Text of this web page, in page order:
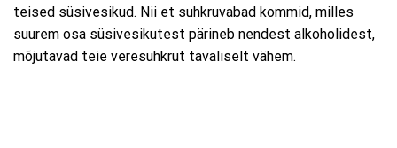
teised süsivesikud. Nii et suhkruvabad kommid, milles
suurem osa süsivesikutest pärineb nendest alkoholidest,
mõjutavad teie veresuhkrut tavaliselt vähem.